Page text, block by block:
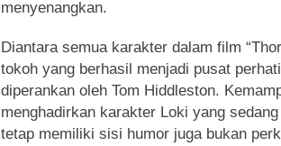
menyenangkan.
Diantara semua karakter dalam film
tokoh yang berhasil menjadi pusat
diperankan oleh Tom Hiddleston.
menghadirkan karakter Loki yang
tetap memiliki sisi humor juga bukan